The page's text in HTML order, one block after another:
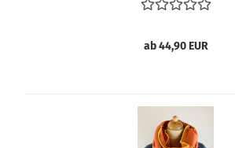
ab 44,90 EUR